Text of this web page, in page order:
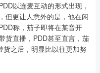
以连麦互动的形式出现，
但更让人意外的是，他在闲
称，茄子即将在某音开
货直播，PDD甚至直言，茄
货之后，明显比以往更加努